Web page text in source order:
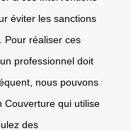
éviter les sanctions
Pour réaliser ces
professionnel doit
nous pouvons
Couverture qui utilise
des